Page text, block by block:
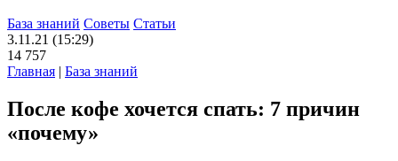
База знаний Советы Статьи
3.11.21 (15:29)
14 757
Главная | База знаний
После кофе хочется спать: 7 причин
«почему»